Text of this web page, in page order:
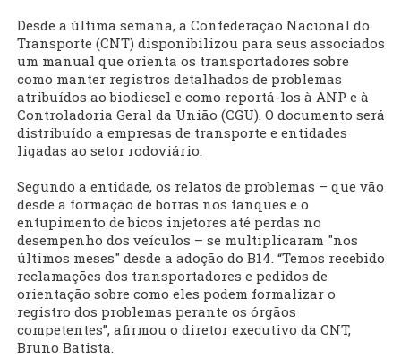
Desde a última semana, a Confederação Nacional do
Transporte (CNT) disponibilizou para seus associados
um manual que orienta os transportadores sobre
como manter registros detalhados de problemas
atribuídos ao biodiesel e como reportá-los à ANP e à
Controladoria Geral da União (CGU). O documento será
distribuído a empresas de transporte e entidades
ligadas ao setor rodoviário.
Segundo a entidade, os relatos de problemas – que vão
desde a formação de borras nos tanques e o
entupimento de bicos injetores até perdas no
desempenho dos veículos – se multiplicaram "nos
últimos meses" desde a adoção do B14. “Temos recebido
reclamações dos transportadores e pedidos de
orientação sobre como eles podem formalizar o
registro dos problemas perante os órgãos
competentes”, afirmou o diretor executivo da CNT,
Bruno Batista.